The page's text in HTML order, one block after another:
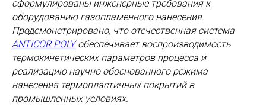
сформулированы инженерные требования к
оборудованию газопламенного нанесения.
Продемонстрировано, что отечественная система
ANTICOR POLYобеспечивает воспроизводимость
термокинетических параметров процесса и
реализацию научно обоснованного режима
нанесения термопластичных покрытий в
промышленных условиях.